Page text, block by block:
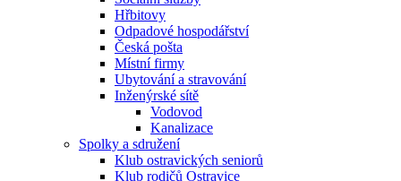
Hřbitovy
Odpadové hospodářství
Česká pošta
Místní firmy
Ubytování a stravování
Inženýrské sítě
Vodovod
Kanalizace
Spolky a sdružení
Klub ostravických seniorů
Klub rodičů Ostravice